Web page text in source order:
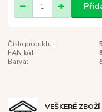
Číslo produktu:
EAN kód:
Barva:
VEŠKERÉ